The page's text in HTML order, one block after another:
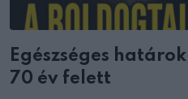
Egészséges
70 év felett